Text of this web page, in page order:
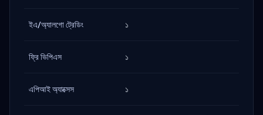
ইএ/অ্যালগো ট্রেডিং ১
ফ্রি ভিপিএস ১
এপিআই অ্যাক্সেস ১